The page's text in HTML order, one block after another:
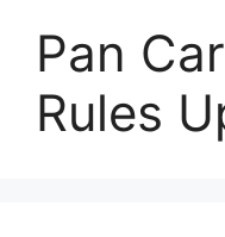
Pan
Rules